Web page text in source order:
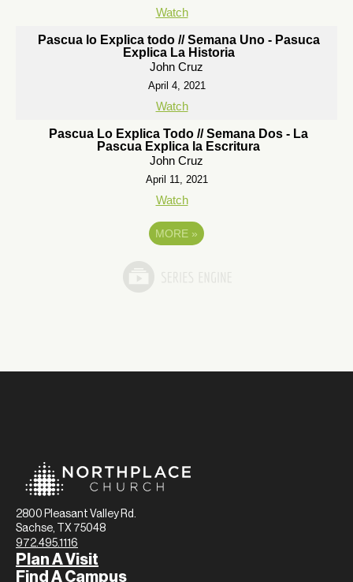
Watch
Pascua lo Explica todo // Semana Uno - Pasuca
Explica La Historia
John Cruz
April 4, 2021
Watch
Pascua Lo Explica Todo // Semana Dos - La
Pascua Explica la Escritura
John Cruz
April 11, 2021
Watch
MORE »
2800 Pleasant Valley Rd.
Sachse, TX 75048
972.495.1116
Plan A Visit
Find A Campus